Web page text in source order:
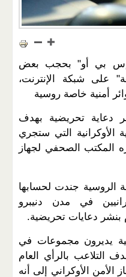
"إس بي أو" بحجب بعض
على شبكة الإنترنت،
أمنية خاصة روسية
تحريضية بهدف
الأوكرانية التي ستجري
المكتب الصحفي لجهاز
الروسية جندت لحسابها
في مدن دنيبرو
بنشر دعايات تحريضية.
يديرون مجموعات في
التلاعب بالرأي العام
الأمن الأوكراني إلى أنه